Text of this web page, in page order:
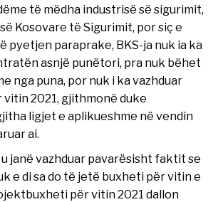
të mëdha industrisë së sigurimit,
Kosovare të Sigurimit, por siç e
pyetjen paraprake, BKS-ja nuk ia ka
asnjë punëtori, pra nuk bëhet
nga puna, por nuk i ka vazhduar
vitin 2021, gjithmonë duke
ligjet e aplikueshme në vendin
ai.
janë vazhduar pavarësisht faktit se
e di sa do të jetë buxheti për vitin e
për vitin 2021 dallon